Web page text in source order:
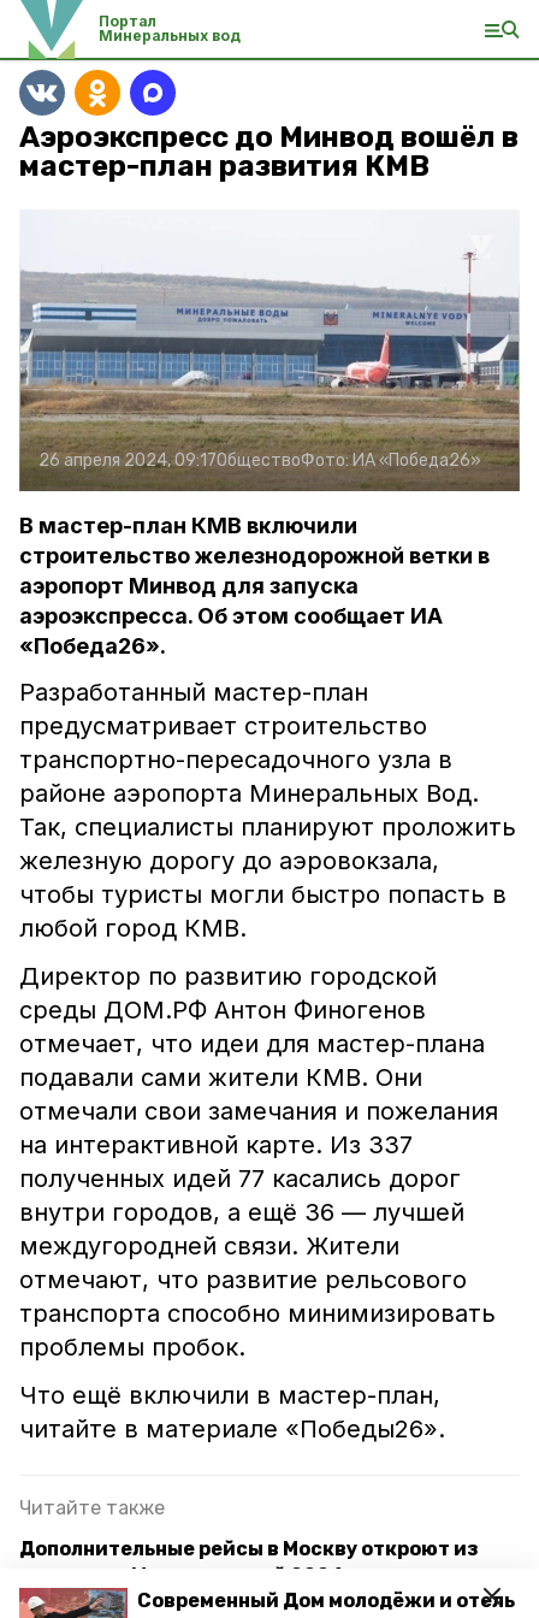
Современный Дом молодёжи и отель
Портал
Минеральных вод
Аэроэкспресс до Минвод вошёл в
мастер-план развития КМВ
26 апреля 2024, 09:17ОбществоФото: ИА «Победа26»
В мастер-план КМВ включили
строительство железнодорожной ветки в
аэропорт Минвод для запуска
аэроэкспресса. Об этом сообщает ИА
«Победа26».
Разработанный мастер-план
предусматривает строительство
транспортно-пересадочного узла в
районе аэропорта Минеральных Вод.
Так, специалисты планируют проложить
железную дорогу до аэровокзала,
чтобы туристы могли быстро попасть в
любой город КМВ.
Директор по развитию городской
среды ДОМ.РФ Антон Финогенов
отмечает, что идеи для мастер-плана
подавали сами жители КМВ. Они
отмечали свои замечания и пожелания
на интерактивной карте. Из 337
полученных идей 77 касались дорог
внутри городов, а ещё 36 — лучшей
междугородней связи. Жители
отмечают, что развитие рельсового
транспорта способно минимизировать
проблемы пробок.
Что ещё включили в мастер-план,
читайте в материале «Победы26».
Читайте также
Дополнительные рейсы в Москву откроют из
аэропорта Минвод весной 2024 года